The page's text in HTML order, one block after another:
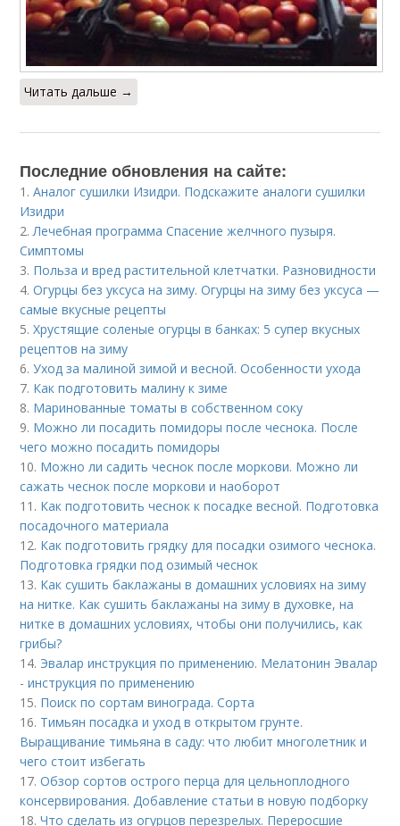
Читать дальше →
Последние обновления на сайте:
1.Аналог сушилки Изидри. Подскажите аналоги сушилки
Изидри
2.Лечебная программа Спасение желчного пузыря.
Симптомы
3. Польза и вред растительной клетчатки. Разновидности
4.Огурцы без уксуса на зиму. Огурцы на зиму без уксуса —
самые вкусные рецепты
5.Хрустящие соленые огурцы в банках: 5 супер вкусных
рецептов на зиму
6.Уход за малиной зимой и весной. Особенности ухода
7. Как подготовить малину к зиме
8. Маринованные томаты в собственном соку
9. Можно ли посадить помидоры после чеснока. После
чего можно посадить помидоры
10. Можно ли садить чеснок после моркови. Можно ли
сажать чеснок после моркови и наоборот
11. Как подготовить чеснок к посадке весной. Подготовка
посадочного материала
12. Как подготовить грядку для посадки озимого чеснока.
Подготовка грядки под озимый чеснок
13. Как сушить баклажаны в домашних условиях на зиму
на нитке. Как сушить баклажаны на зиму в духовке, на
нитке в домашних условиях, чтобы они получились, как
грибы?
14. Эвалар инструкция по применению. Мелатонин Эвалар
- инструкция по применению
15. Поиск по сортам винограда. Сорта
16. Тимьян посадка и уход в открытом грунте.
Выращивание тимьяна в саду: что любит многолетник и
чего стоит избегать
17.Обзор сортов острого перца для цельноплодного
консервирования. Добавление статьи в новую подборку
18.Что сделать из огурцов перезрелых. Переросшие